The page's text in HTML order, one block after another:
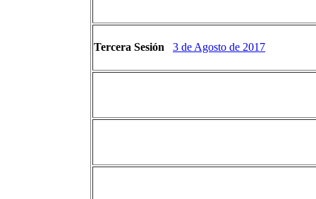
Tercera Sesión 3 de Agosto de 2017